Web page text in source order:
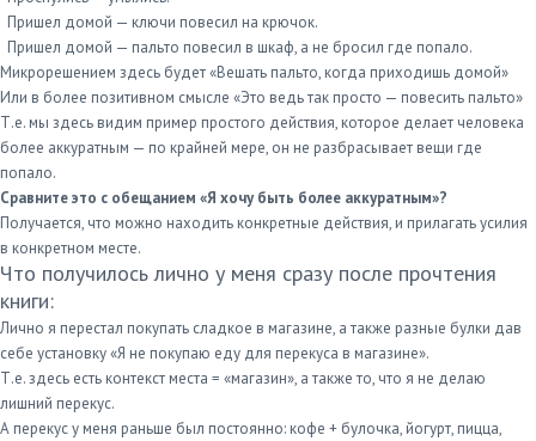
Пришел домой — ключи повесил на крючок.
Пришел домой — пальто повесил в шкаф, а не бросил где попало.
Микрорешением здесь будет «Вешать пальто, когда приходишь домой»
Или в более позитивном смысле «Это ведь так просто — повесить пальто»
Т.е. мы здесь видим пример простого действия, которое делает человека
более аккуратным — по крайней мере, он не разбрасывает вещи где
попало.
Сравните это с обещанием «Я хочу быть более аккуратным»?
Получается, что можно находить конкретные действия, и прилагать усилия
в конкретном месте.
Что получилось лично у меня сразу после прочтения
книги:
Лично я перестал покупать сладкое в магазине, а также разные булки дав
себе установку «Я не покупаю еду для перекуса в магазине».
Т.е. здесь есть контекст места = «магазин», а также то, что я не делаю
лишний перекус.
А перекус у меня раньше был постоянно: кофе + булочка, йогурт, пицца,